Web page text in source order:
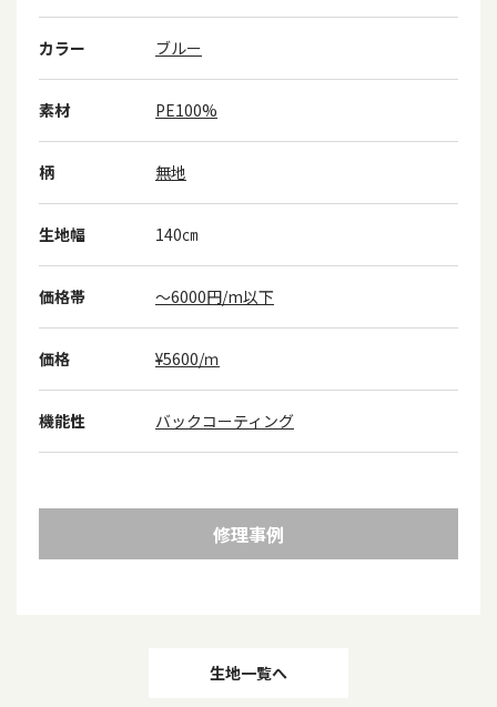
カラー ブルー
素材 PE100%
柄 無地
生地幅 140㎝
価格帯 ～6000円/m以下
価格 ¥5600/ｍ
機能性 バックコーティング
修理事例
生地一覧へ